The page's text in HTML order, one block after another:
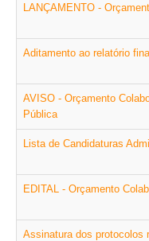
ATESTADOS
O GABINETE
OFERTAS DE EMPREGO
CONTACTO E HORÁRIO GIP
CONTACTOS
LANÇAMENTO -
Aditamento ao relatório
AVISO - Orçamento
Pública
Lista de Candidaturas
EDITAL - Orçamento
Assinatura dos protocolos